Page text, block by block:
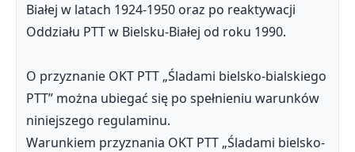
Białej w latach 1924-1950 oraz po reaktywacji
Oddziału PTT w Bielsku-Białej od roku 1990.
O przyznanie OKT PTT „Śladami bielsko-bialskiego
PTT” można ubiegać się po spełnieniu warunków
niniejszego regulaminu.
Warunkiem przyznania OKT PTT „Śladami bielsko-